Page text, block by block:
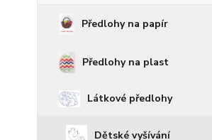
Předlohy na papír
Předlohy na plast
Látkové předlohy
Dětské vyšívání